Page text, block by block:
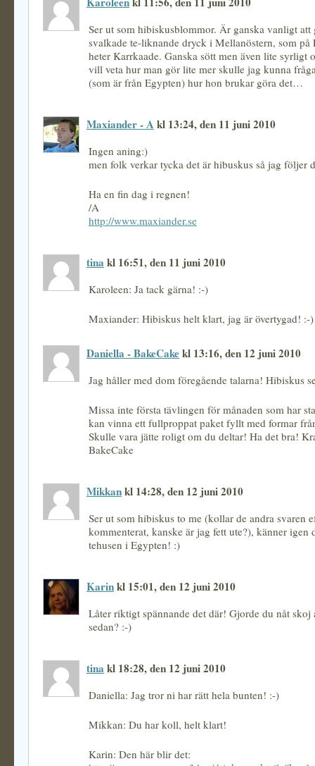
Ser ut som hibiskusblommor. Är ganska vanligt att
svalkade te-liknande dryck i Mellanöstern, som på
heter Karrkaade. Ganska sött men även lite syrligt
vill veta hur man gör lite mer skulle jag kunna
(som är från Egypten) hur hon brukar göra det…
Maxiander - Akl 13:24, den 11 juni 2010
Ingen aning:)
men folk verkar tycka det är hibuskus så jag följer
Ha en fin dag i regnen!
/A
http://www.maxiander.se
tina kl 16:51, den 11 juni 2010
Karoleen: Ja tack gärna! :-)
Maxiander: Hibiskus helt klart, jag är övertygad! :-)
Daniella - BakeCakekl 13:16, den 12 juni 2010
Jag håller med dom föregående talarna! Hibiskus
Missa inte första tävlingen för månaden som har
kan vinna ett fullproppat paket fyllt med formar
Skulle vara jätte roligt om du deltar! Ha det bra!
BakeCake
Mikkankl 14:28, den 12 juni 2010
Ser ut som hibiskus to me (kollar de andra svaren
kommenterat, kanske är jag fett ute?), känner igen
tehusen i Egypten! :)
Karinkl 15:01, den 12 juni 2010
Låter riktigt spännande det där! Gjorde du nåt skoj
sedan? :-)
tina kl 18:28, den 12 juni 2010
Daniella: Jag tror ni har rätt hela bunten! :-)
Mikkan: Du har koll, helt klart!
Karin: Den här blir det: